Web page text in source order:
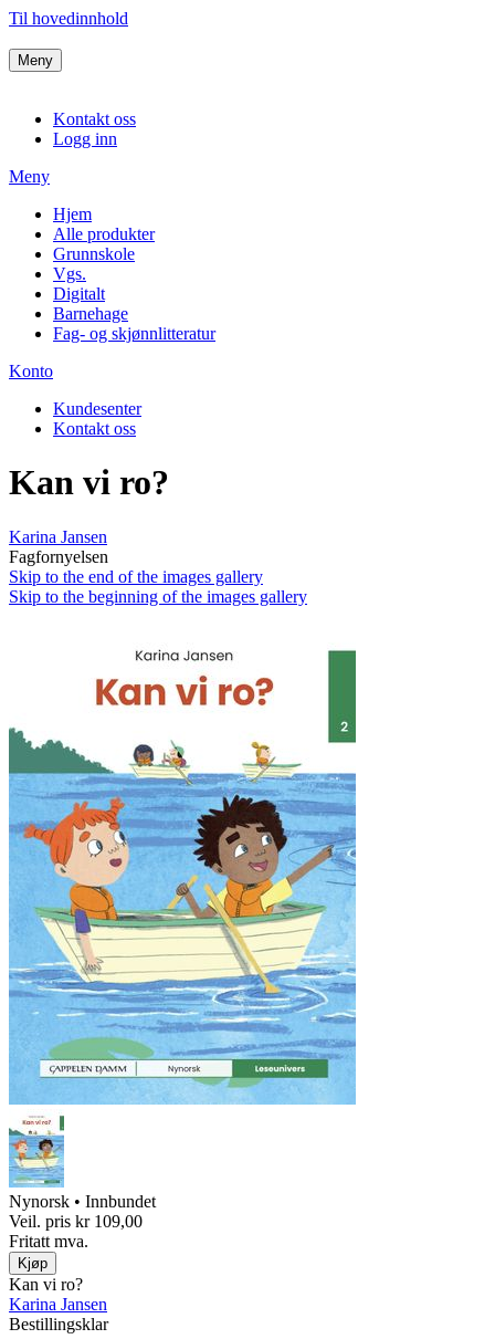
Til hovedinnhold
Meny
Kontakt oss
Logg inn
Meny
Hjem
Alle produkter
Grunnskole
Vgs.
Digitalt
Barnehage
Fag- og skjønnlitteratur
Konto
Kundesenter
Kontakt oss
Kan vi ro?
Karina Jansen
Fagfornyelsen
Skip to the end of the images gallery
Skip to the beginning of the images gallery
Nynorsk • Innbundet
Veil. pris kr 109,00
Fritatt mva.
Kjøp
Kan vi ro?
Karina Jansen
Bestillingsklar